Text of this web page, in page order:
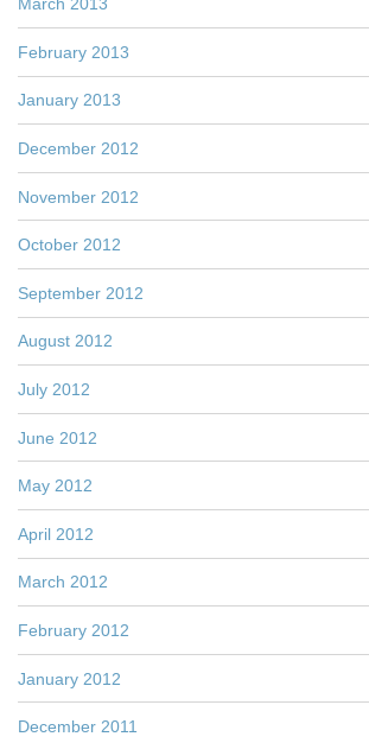
March 2013
February 2013
January 2013
December 2012
November 2012
October 2012
September 2012
August 2012
July 2012
June 2012
May 2012
April 2012
March 2012
February 2012
January 2012
December 2011